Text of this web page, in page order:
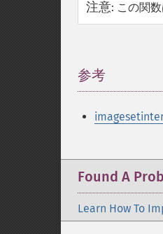
注意: この関数
参考
Found A
Learn How To